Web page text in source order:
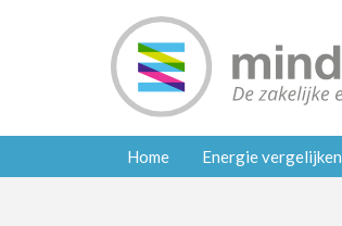
Home Energie vergelijken